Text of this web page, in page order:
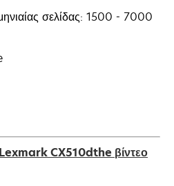
σελίδας: 1500 - 7000
CX510dthe βίντεο